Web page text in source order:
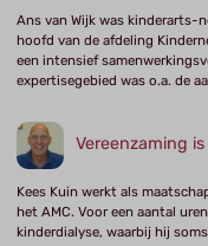
Ans van Wijk was kinderarts-
hoofd van de afdeling
een intensief
expertisegebied was o.a. de
Vereenzaming
Kees Kuin werkt als
het AMC. Voor een aantal
kinderdialyse, waarbij hij